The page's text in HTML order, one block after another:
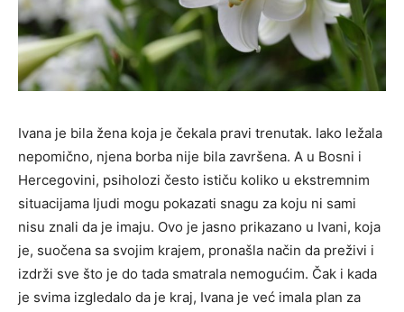
Ivana je bila žena koja je čekala pravi trenutak. Iako ležala
nepomično, njena borba nije bila završena. A u Bosni i
Hercegovini, psiholozi često ističu koliko u ekstremnim
situacijama ljudi mogu pokazati snagu za koju ni sami
nisu znali da je imaju. Ovo je jasno prikazano u Ivani, koja
je, suočena sa svojim krajem, pronašla način da preživi i
izdrži sve što je do tada smatrala nemogućim. Čak i kada
je svima izgledalo da je kraj, Ivana je već imala plan za